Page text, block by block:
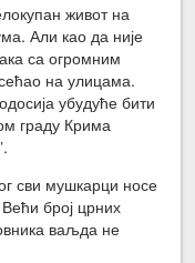
живот на
Али као да није
са огромним
на улицама.
убудуће бити
граду Крима
сви мушкарци носе
број црних
ваљда не